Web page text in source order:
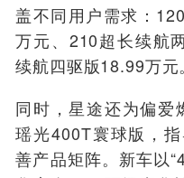
盖不同用户需求：
万元、210超长续航
续航四驱版18.99万元。
同时，星途还为偏爱
瑶光400T寰球版，
善产品矩阵。新车以